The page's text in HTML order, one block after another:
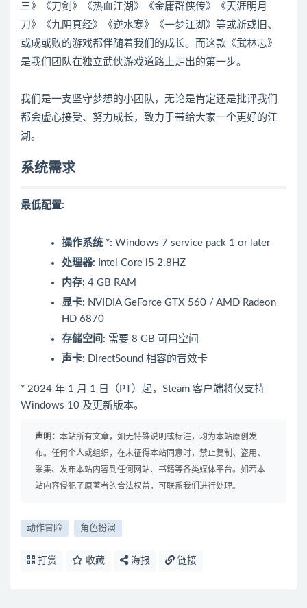
三》《刀剑》《热血江湖》《金庸群侠传》《天涯明月
刀》《九阴真经》《逆水寒》《一梦江湖》等或新或旧、
或成或败的游戏都伴随着我们的成长。而这款《武林志》
是我们团队在独立武侠游戏道路上走出的第一步。
我们是一支坚守梦想的小团队，无论是肯定还是批评我们
都会虚心接受、努力成长，致力于带给大家一个更好的江
湖。
系统需求
最低配置:
操作系统 *: Windows 7 service pack 1 or later
处理器: Intel Core i5 2.8HZ
内存: 4 GB RAM
显卡: NVIDIA GeForce GTX 560 / AMD Radeon
HD 6870
存储空间: 需要 8 GB 可用空间
声卡: DirectSound 相容的音效卡
* 2024 年 1 月 1 日（PT）起，Steam 客户端将仅支持
Windows 10 及更新版本。
声明： 本站所有文章，如无特殊说明或标注，均为本站原创发
布。任何个人或组织，在未征得本站同意时，禁止复制、盗用、
采集、发布本站内容到任何网站、书籍等各类媒体平台。如若本
站内容侵犯了原著者的合法权益，可联系我们进行处理。
动作冒险 角色扮演
打赏 收藏 海报 链接